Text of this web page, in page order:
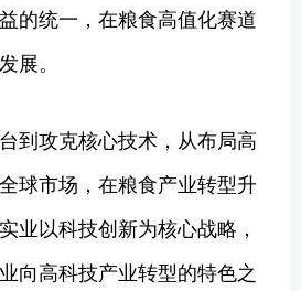
的统一，在粮食高值化赛道
展。
到攻克核心技术，从布局高
球市场，在粮食产业转型升
业以科技创新为核心战略，
向高科技产业转型的特色之